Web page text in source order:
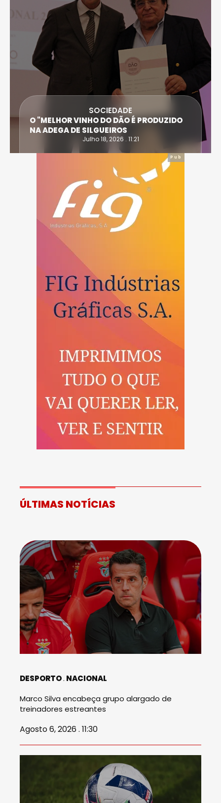
SOCIEDADE
O "MELHOR VINHO DO DÃO É PRODUZIDO
NA ADEGA DE SILGUEIROS
Julho 18, 2026 . 11:21
Pub
ÚLTIMAS NOTÍCIAS
DESPORTO NACIONAL
Marco Silva encabeça grupo alargado de
treinadores estreantes
Agosto 6, 2026 . 11:30